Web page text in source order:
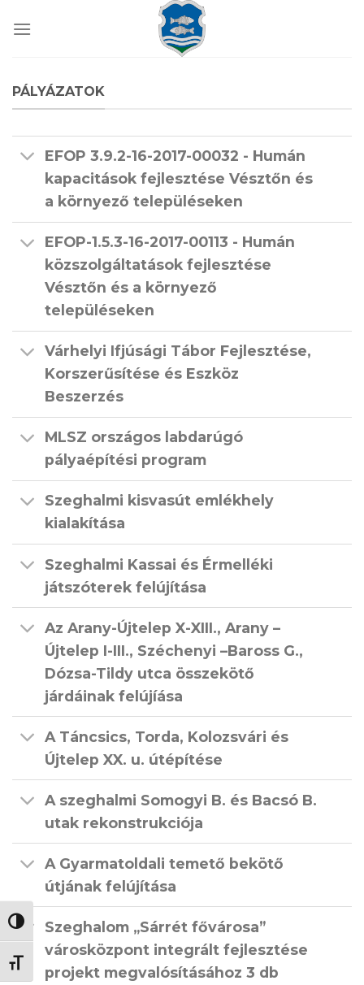
NAGY KONTRASZT VÁLTÁSA
BETŰMÉRET VÁLTÁSA
PÁLYÁZATOK
EFOP 3.9.2-16-2017-00032 - Humán
kapacitások fejlesztése Vésztőn és
a környező településeken
EFOP-1.5.3-16-2017-00113 - Humán
közszolgáltatások fejlesztése
Vésztőn és a környező
településeken
Várhelyi Ifjúsági Tábor Fejlesztése,
Korszerűsítése és Eszköz
Beszerzés
MLSZ országos labdarúgó
pályaépítési program
Szeghalmi kisvasút emlékhely
kialakítása
Szeghalmi Kassai és Érmelléki
játszóterek felújítása
Az Arany-Újtelep X-XIII., Arany –
Újtelep I-III., Széchenyi –Baross G.,
Dózsa-Tildy utca összekötő
járdáinak felújíása
A Táncsics, Torda, Kolozsvári és
Újtelep XX. u. útépítése
A szeghalmi Somogyi B. és Bacsó B.
utak rekonstrukciója
A Gyarmatoldali temető bekötő
útjának felújítása
Szeghalom „Sárrét fővárosa”
városközpont integrált fejlesztése
projekt megvalósításához 3 db